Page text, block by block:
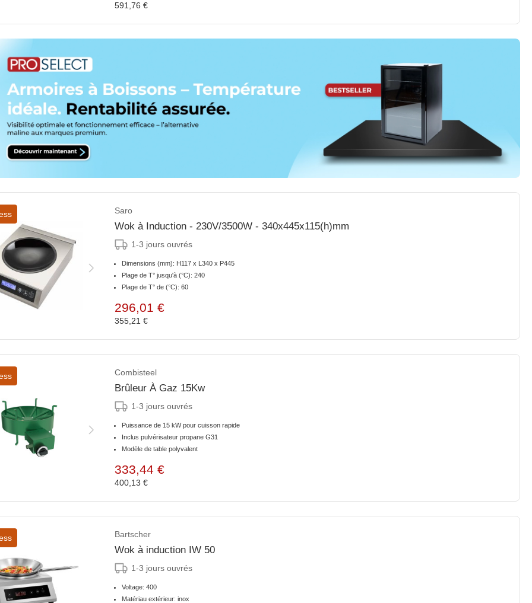
591,76 €
Saro
Wok à Induction - 230V/3500W - 340x445x115(h)mm
1-3 jours ouvrés
Dimensions (mm): H117 x L340 x P445
Plage de T° jusqu'à (°C): 240
Plage de T° de (°C): 60
296,01 €
355,21 €
Combisteel
Brûleur À Gaz 15Kw
1-3 jours ouvrés
Puissance de 15 kW pour cuisson rapide
Inclus pulvérisateur propane G31
Modèle de table polyvalent
333,44 €
400,13 €
Bartscher
Wok à induction IW 50
1-3 jours ouvrés
Voltage: 400
Matériau extérieur: inox